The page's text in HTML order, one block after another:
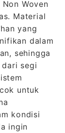
Woven
Material
yang
dalam
sehingga
segi
untuk
kondisi
ingin